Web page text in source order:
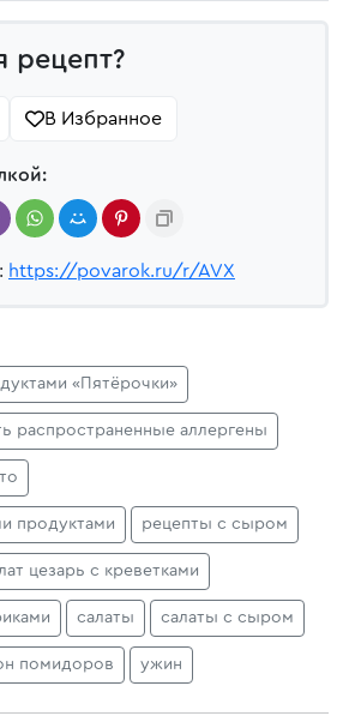
рецепт?
В Избранное
https://povarok.ru/r/AVX
«Пятёрочки»
распространенные аллергены
продуктами рецепты с сыром
цезарь с креветками
салаты салаты с сыром
помидоров ужин